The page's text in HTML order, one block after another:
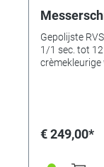
Gepolijste
1/1 sec. tot
crèmekleurige wijzerplaat,
€ 249,00*